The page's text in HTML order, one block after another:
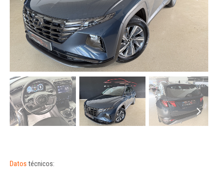
Datos técnicos: